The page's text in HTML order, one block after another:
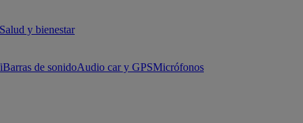
Salud y bienestar
Barras de sonidoAudio car y GPSMicrófonos